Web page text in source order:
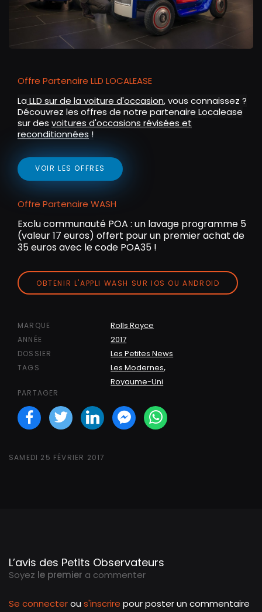
Offre Partenaire LLD LOCALEASE
La LLD sur de la voiture d'occasion, vous connaissez ?
Découvrez les offres de notre partenaire Localease
sur des voitures d'occasions révisées et
reconditionnées !
VOIR LES OFFRES
Offre Partenaire WASH
Exclu communauté POA : un lavage programme 5
(valeur 17 euros) offert pour un premier achat de
35 euros avec le code POA35 !
OBTENIR L'APPLI WASH SUR IOS OU ANDROID
MARQUE Rolls Royce
ANNÉE 2017
DOSSIER Les Petites News
TAGS Les Modernes,
Royaume-Uni
PARTAGER
Facebook
TwitterLinkedINFacebook
WhatsApp
SAMEDI 25 FÉVRIER 2017
L’avis des Petits Observateurs
Soyez le premier a commenter
Se connecterou s'inscrire pour poster un commentaire